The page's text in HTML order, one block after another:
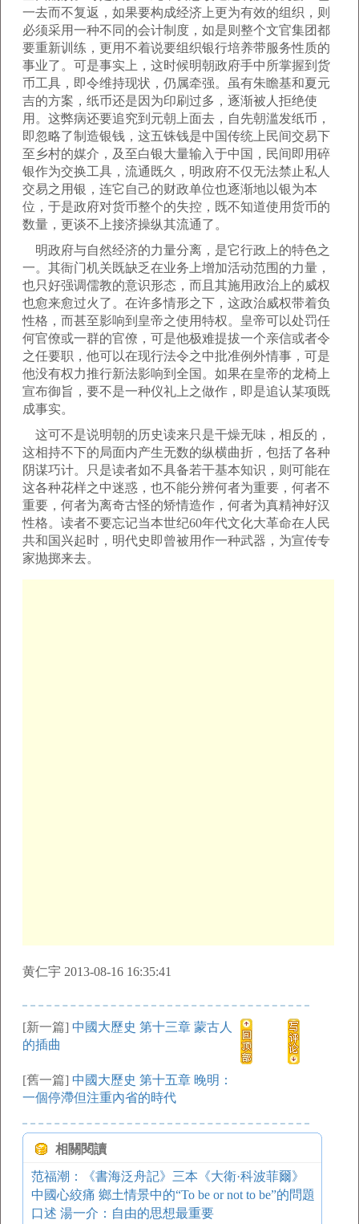
一去而不复返，如果要构成经济上更为有效的组织，则
必须采用一种不同的会计制度，如是则整个文官集团都
要重新训练，更用不着说要组织银行培养带服务性质的
事业了。可是事实上，这时候明朝政府手中所掌握到货
币工具，即令维持现状，仍属牵强。虽有朱瞻基和夏元
吉的方案，纸币还是因为印刷过多，逐渐被人拒绝使
用。这弊病还要追究到元朝上面去，自先朝滥发纸币，
即忽略了制造银钱，这五铢钱是中国传统上民间交易下
至乡村的媒介，及至白银大量输入于中国，民间即用碎
银作为交换工具，流通既久，明政府不仅无法禁止私人
交易之用银，连它自己的财政单位也逐渐地以银为本
位，于是政府对货币整个的失控，既不知道使用货币的
数量，更谈不上接济操纵其流通了。
明政府与自然经济的力量分离，是它行政上的特色之
一。其衙门机关既缺乏在业务上增加活动范围的力量，
也只好强调儒教的意识形态，而且其施用政治上的威权
也愈来愈过火了。在许多情形之下，这政治威权带着负
性格，而甚至影响到皇帝之使用特权。皇帝可以处罚任
何官僚或一群的官僚，可是他极难提拔一个亲信或者令
之任要职，他可以在现行法令之中批准例外情事，可是
他没有权力推行新法影响到全国。如果在皇帝的龙椅上
宣布御旨，要不是一种仪礼上之做作，即是追认某项既
成事实。
这可不是说明朝的历史读来只是干燥无味，相反的，
这相持不下的局面内产生无数的纵横曲折，包括了各种
阴谋巧计。只是读者如不具备若干基本知识，则可能在
这各种花样之中迷惑，也不能分辨何者为重要，何者不
重要，何者为离奇古怪的矫情造作，何者为真精神好汉
性格。读者不要忘记当本世纪60年代文化大革命在人民
共和国兴起时，明代史即曾被用作一种武器，为宣传专
家抛掷来去。
黄仁宇 2013-08-16 16:35:41
[新一篇] 中國大歷史 第十三章 蒙古人
的插曲
[舊一篇] 中國大歷史 第十五章 晚明：
一個停滯但注重內省的時代
相關閱讀
范福潮：《書海泛舟記》三本《大衛·科波菲爾》
中國心絞痛 鄉土情景中的“To be or not to be”的問題
口述 湯一介：自由的思想最重要